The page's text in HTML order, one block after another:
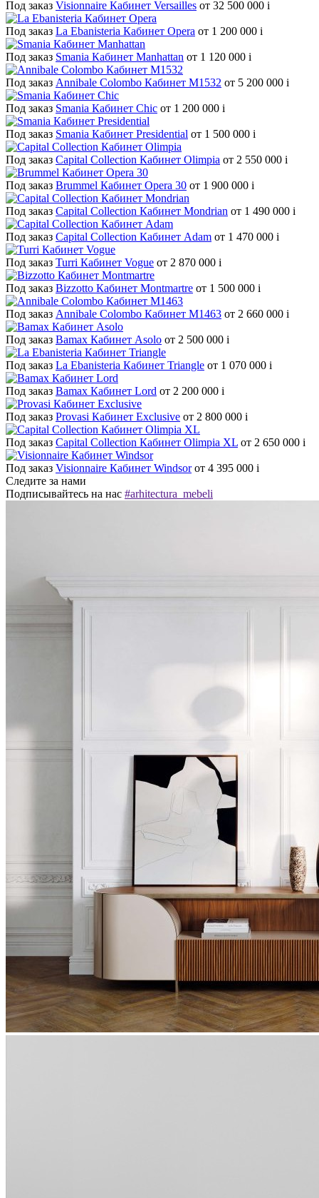
Под заказ Visionnaire Кабинет Versailles от 32 500 000 i
Под заказ La Ebanisteria Кабинет Opera от 1 200 000 i
Под заказ Smania Кабинет Manhattan от 1 120 000 i
Под заказ Annibale Сolombo Кабинет M1532 от 5 200 000 i
Под заказ Smania Кабинет Chic от 1 200 000 i
Под заказ Smania Кабинет Presidential от 1 500 000 i
Под заказ Capital Collection Кабинет Olimpia от 2 550 000 i
Под заказ Brummel Кабинет Opera 30 от 1 900 000 i
Под заказ Capital Collection Кабинет Mondrian от 1 490 000 i
Под заказ Capital Collection Кабинет Adam от 1 470 000 i
Под заказ Turri Кабинет Vogue от 2 870 000 i
Под заказ Bizzotto Кабинет Montmartre от 1 500 000 i
Под заказ Annibale Colombo Кабинет M1463 от 2 660 000 i
Под заказ Bamax Кабинет Asolo от 2 500 000 i
Под заказ La Ebanisteria Кабинет Triangle от 1 070 000 i
Под заказ Bamax Кабинет Lord от 2 200 000 i
Под заказ Provasi Кабинет Exclusive от 2 800 000 i
Под заказ Capital Collection Кабинет Olimpia XL от 2 650 000 i
Под заказ Visionnaire Кабинет Windsor от 4 395 000 i
Следите за нами
Подписывайтесь на нас #arhitectura_mebeli